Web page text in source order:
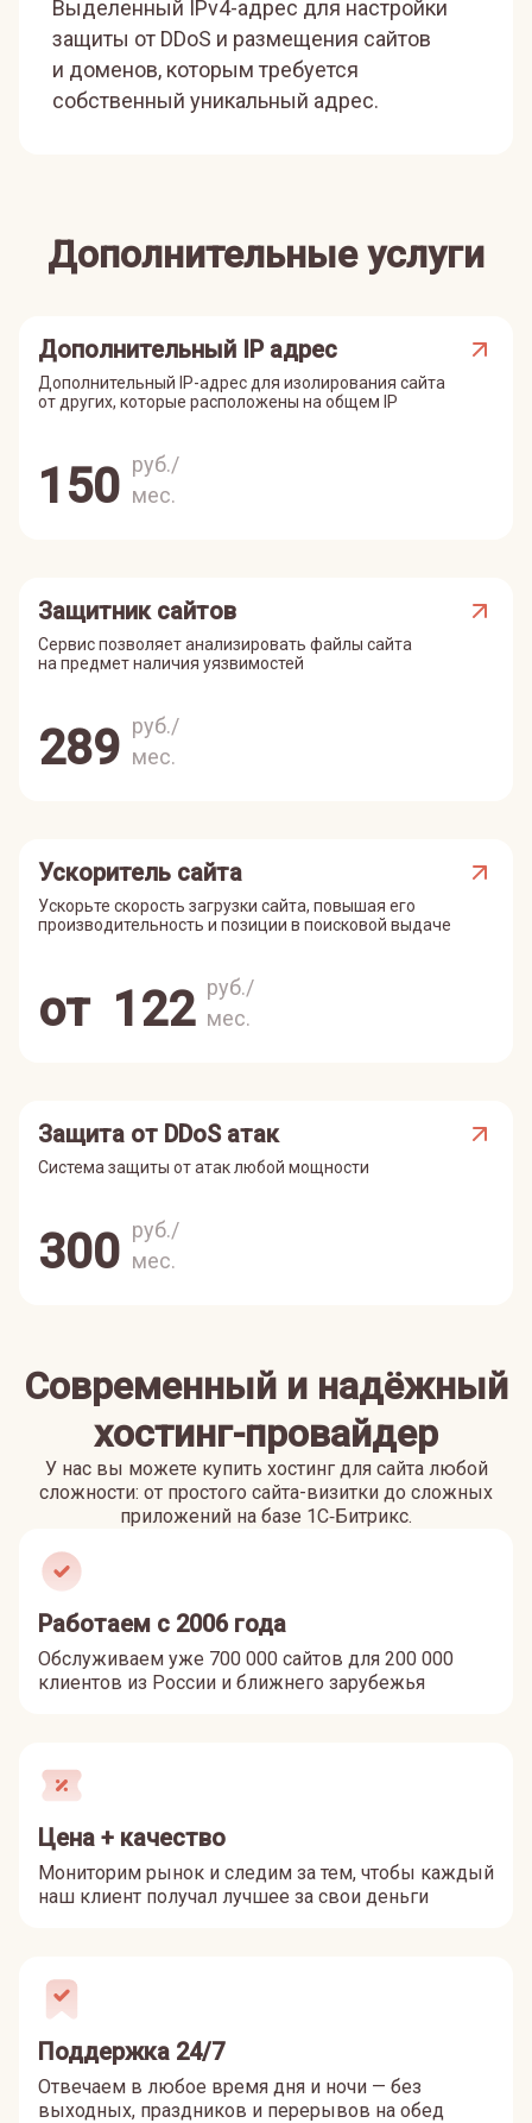
Выделенный IPv4-адрес для настройки
защиты от DDoS и размещения сайтов
и доменов, которым требуется
собственный уникальный адрес.
Дополнительные услуги
Дополнительный IP адрес
Дополнительный IP-адрес для изолирования сайта
от других, которые расположены на общем IP
150 руб./
мес.
Защитник сайтов
Сервис позволяет анализировать файлы сайта
на предмет наличия уязвимостей
289 руб./
мес.
Ускоритель сайта
Ускорьте скорость загрузки сайта, повышая его
производительность и позиции в поисковой выдаче
от 122 руб./
мес.
Защита от DDoS атак
Система защиты от атак любой мощности
300 руб./
мес.
Современный и надёжный
хостинг-провайдер
У нас вы можете купить хостинг для сайта любой
сложности: от простого сайта-визитки до сложных
приложений на базе 1С‑Битрикс.
Работаем с 2006 года
Обслуживаем уже 700 000 сайтов для 200 000
клиентов из России и ближнего зарубежья
Цена + качество
Мониторим рынок и следим за тем, чтобы каждый
наш клиент получал лучшее за свои деньги
Поддержка 24/7
Отвечаем в любое время дня и ночи — без
выходных, праздников и перерывов на обед